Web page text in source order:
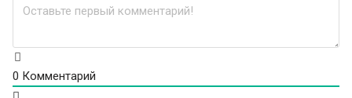
0 Комментарий